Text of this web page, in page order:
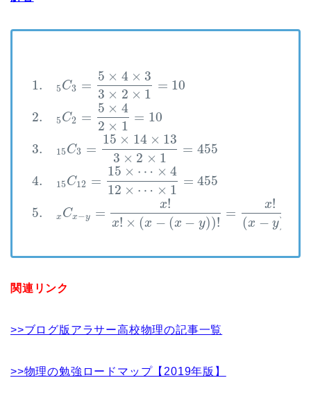
1. 5C3 =
5 × 4 × 3
3 × 2 × 1
= 10
2. 5C2 =
5 × 4
2 × 1
= 10
3.
15C3 =
15 × 14 × 13
3 × 2 × 1
= 455
4. 15C12 =
15 × ⋯ × 4
12 × ⋯ × 1
= 455
5. x Cx−y =
x!
x! × (x − (x − y))!
=
x!
(x − y)
関連リンク
>>ブログ版アラサー高校物理の記事一覧
>>物理の勉強ロードマップ【2019年版】